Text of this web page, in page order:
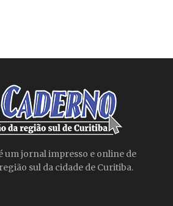
um jornal impresso e online de
sul da cidade de Curitiba.